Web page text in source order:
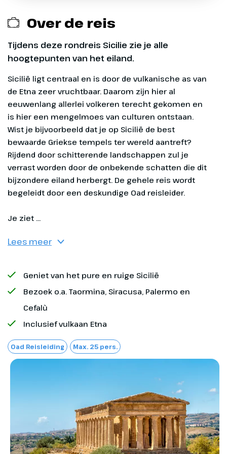
Over de reis
Tijdens deze rondreis Sicilie zie je alle
hoogtepunten van het eiland.
Sicilië ligt centraal en is door de vulkanische as van de Etna zeer vruchtbaar. Daarom zijn hier al eeuwenlang allerlei volkeren terecht gekomen en is hier een mengelmoes van culturen ontstaan. Wist je bijvoorbeeld dat je op Sicilië de best bewaarde Griekse tempels ter wereld aantreft? Rijdend door
Je ziet ...
Lees meer
Geniet van het pure en ruige Sicilië
Bezoek o.a. Taormina, Siracusa, Palermo en
Cefalù
Inclusief vulkaan Etna
Oad Reisleiding Max. 25 pers.
Dag 1
Heenreis
59 km
Je vliegt vandaag rechtstreeks
naar Catania, bij aankomst krijgen
Etna vulkaan
95 km
SGR-bijdrage € 5 p.p.
Exclusief
Entreegelden, ca. € 105 p.p.
Optionele excursies, evt. lokale gidsen
Overige maaltijden
Eventuele fooien
p.p., kosten € 45 per enkele reis p.p.
Optioneel bij te boeken
Reisverzekering
Optionele excursie, ter plaatse te voldoen